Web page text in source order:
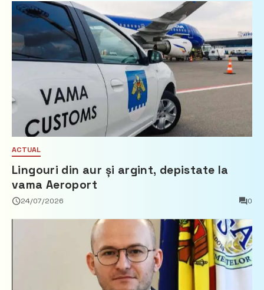
ACTUAL
Lingouri din aur și argint, depistate la
vama Aeroport
24/07/2026 0